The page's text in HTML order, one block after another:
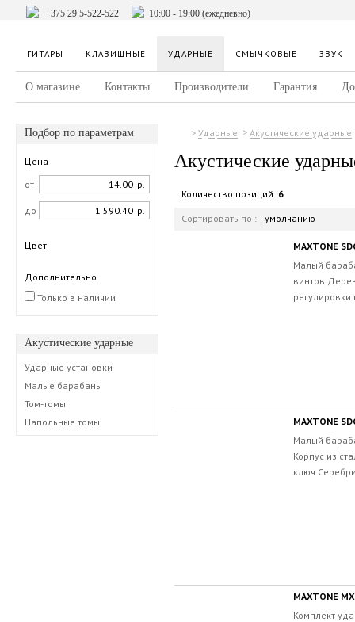
+375 29 5-522-522 10:00 - 19:00 (ежедневно)
ГИТАРЫ КЛАВИШНЫЕ УДАРНЫЕ СМЫЧКОВЫЕ ЗВУК
О магазине Контакты Производители Гарантия
Подбор по параметрам
Цена
от
р.
до р.
Цвет
Дополнительно
Только в наличии
Акустические ударные
Ударные установки
Малые барабаны
Том-томы
Напольные томы
Ударные Акустические ударные
Акустические
Количество позиций: 6
Сортировать по : умолчанию
MAXTONE
Малый
винтов
регулировки
MAXTONE
Малый
Корпус из
ключ
MAXTONE
Комплект